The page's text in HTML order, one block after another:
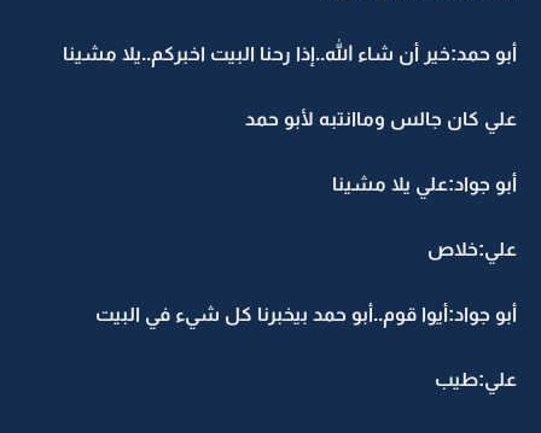
أبو حمد:خير أن شاء الله..إذا رحنا البيت اخبركم..يلا مشينا
علي كان جالس وماانتبه لأبو حمد
أبو جواد:علي يلا مشينا
علي:خلاص
أبو جواد:أيوا قوم..أبو حمد بيخبرنا كل شيء في البيت
علي:طيب